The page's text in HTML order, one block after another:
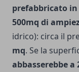
prefabbricato in
500mq di
idrico): circa il
mq. Se la
abbasserebbe a